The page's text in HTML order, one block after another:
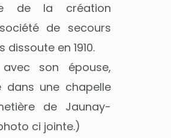
de la création
de secours
dissoute en 1910.
son épouse,
dans une chapelle
de Jaunay-
ci jointe.)